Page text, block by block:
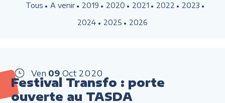
Tous A venir 2019 2020 2021 2022
2023
2024
2025 2026
Ven 09 Oct 2020
Festival Transfo : porte
ouverte au TASDA